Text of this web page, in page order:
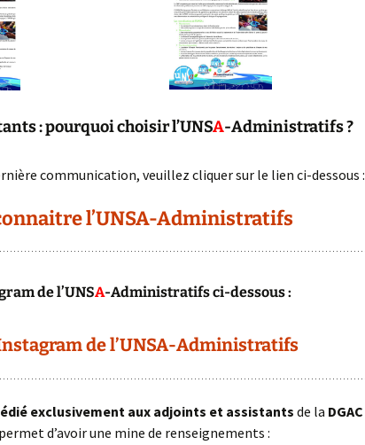
: pourquoi choisir l’UNSA-Administratifs?
communication, veuillez cliquer sur le lien ci-dessous :
l’UNSA-Administratifs
de l’UNSA-Administratifs ci-dessous :
de l’UNSA-Administratifs
exclusivement aux adjoints et assistants de la DGAC
d’avoir une mine de renseignements :